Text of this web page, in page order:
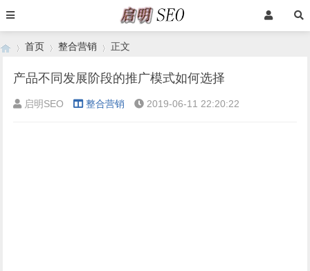
›
首页
›
整合营销
›
正文
产品不同发展阶段的推广模式如何选择
启明SEO 整合营销 2019-06-11 22:20:22